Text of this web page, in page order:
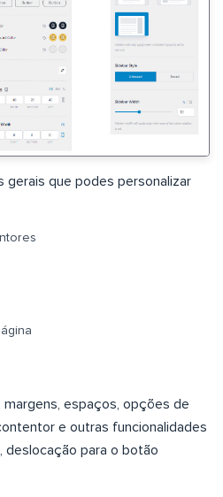
gerais que podes personalizar
margens, espaços, opções de
e outras funcionalidades
deslocação para o botão